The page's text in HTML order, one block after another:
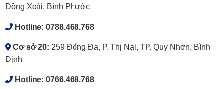
Đồng Xoài, Bình Phước
Hotline: 0788.468.768
Cơ sở 20: 259 Đống Đa, P. Thị Nại, TP. Quy Nhơn, Bình
Định
Hotline: 0766.468.768